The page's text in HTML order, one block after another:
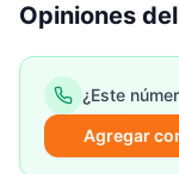
Opiniones
¿Este
Agregar